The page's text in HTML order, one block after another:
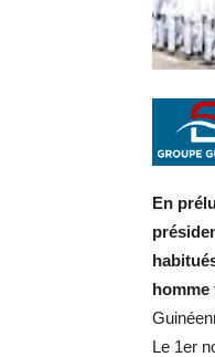
En
Le 1er